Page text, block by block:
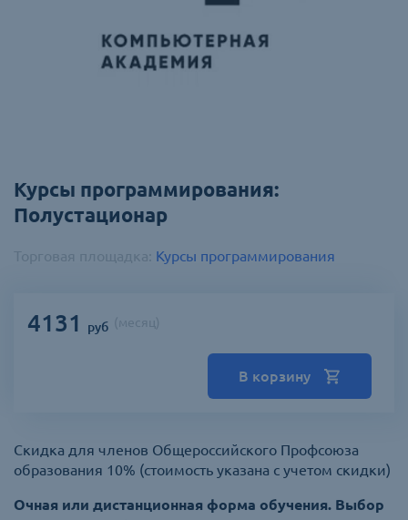
Курсы программирования:
Полустационар
Торговая площадка: Курсы программирования
4131 руб месяц )
В корзину
Скидка для членов Общероссийского Профсоюза
образования 10% (стоимость указана с учетом скидки)
Очная или дистанционная форма обучения. Выбор